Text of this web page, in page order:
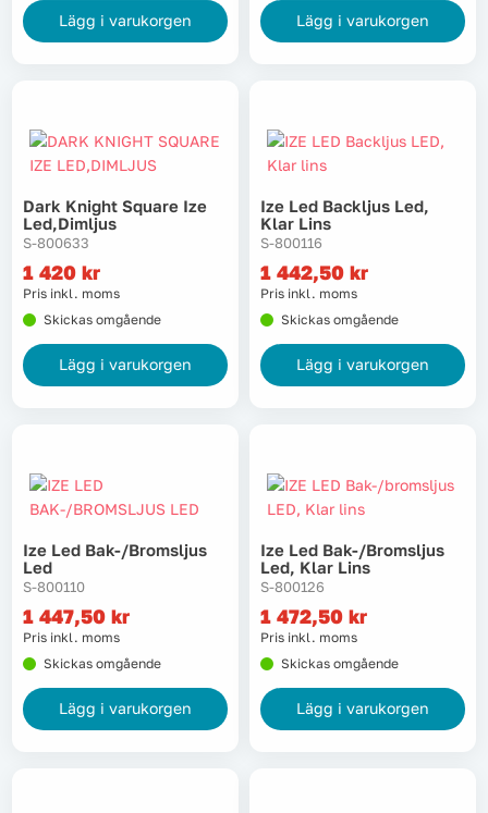
Lägg i varukorgen Lägg i varukorgen
Dark Knight Square Ize
Led,dimljus
S-800633
1 420 kr
Pris inkl. moms
Skickas omgående
Lägg i varukorgen
Ize Led Backljus Led,
Klar Lins
S-800116
1 442,50 kr
Pris inkl. moms
Skickas omgående
Lägg i varukorgen
Ize Led Bak-/bromsljus
Led
S-800110
1 447,50 kr
Pris inkl. moms
Skickas omgående
Lägg i varukorgen
Ize Led Bak-/bromsljus
Led, Klar Lins
S-800126
1 472,50 kr
Pris inkl. moms
Skickas omgående
Lägg i varukorgen